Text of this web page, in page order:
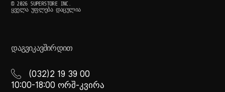
© 2026 SUPERSTORE INC.
ᲧᲕᲔᲚᲐ ᲣᲤᲚᲔᲑᲐ ᲓᲐᲪᲣᲚᲘᲐ
ᲓᲐᲒᲕᲘᲙᲐᲕᲨᲘᲠᲓᲘᲗ
(032)2 19 39 00
10:00-18:00 ორშ-კვირა